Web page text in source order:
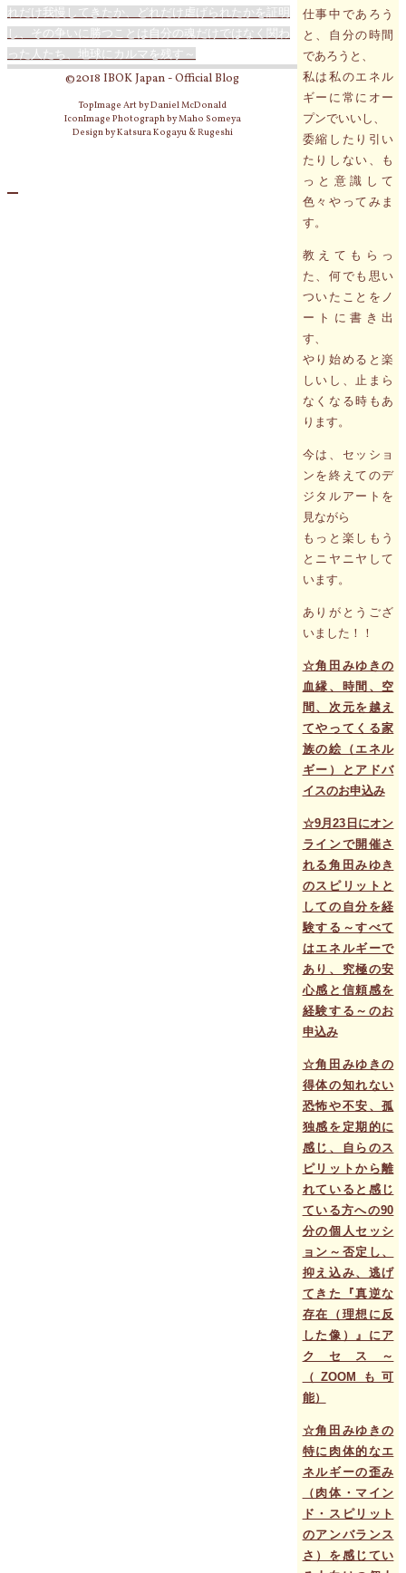
仕事中であろう
と、自分の時間
であろうと、
私は私のエネル
ギーに常にオー
プンでいいし、
委縮したり引い
たりしない、も
っと意識して
色々やってみま
す。
教えてもらっ
た、何でも思い
ついたことをノ
ートに書き出
す、
やり始めると楽
しいし、止まら
なくなる時もあ
ります。
今は、セッショ
ンを終えてのデ
ジタルアートを
見ながら
もっと楽しもう
とニヤニヤして
います。
ありがとうござ
いました！！
☆角田みゆきの
血縁、時間、空
間、次元を越え
てやってくる家
族の絵（エネル
ギー）とアドバ
イスのお申込み
☆9月23日にオン
ラインで開催さ
れる角田みゆき
のスピリットと
しての自分を経
験する～すべて
はエネルギーで
あり、究極の安
心感と信頼感を
経験する～のお
申込み
☆角田みゆきの
得体の知れない
恐怖や不安、孤
独感を定期的に
感じ、自らのス
ピリットから離
れていると感じ
ている方への90
分の個人セッシ
ョン～否定し、
抑え込み、逃げ
てきた『真逆な
存在（理想に反
した像）』にア
クセス～
（ZOOMも可
能）
☆角田みゆきの
特に肉体的なエ
ネルギーの歪み
（肉体・マイン
ド・スピリット
のアンバランス
さ）を感じてい
れだけ我慢してきたか、どれだけ虐げられたかを証明
し、その争いに勝つことは自分の魂だけではなく関わ
った人たち、地球にカルマを残す～
©2018 IBOK Japan - Official Blog
TopImage Art by Daniel McDonald
IconImage Photograph by Maho Someya
Design by Katsura Kogayu & Rugeshi